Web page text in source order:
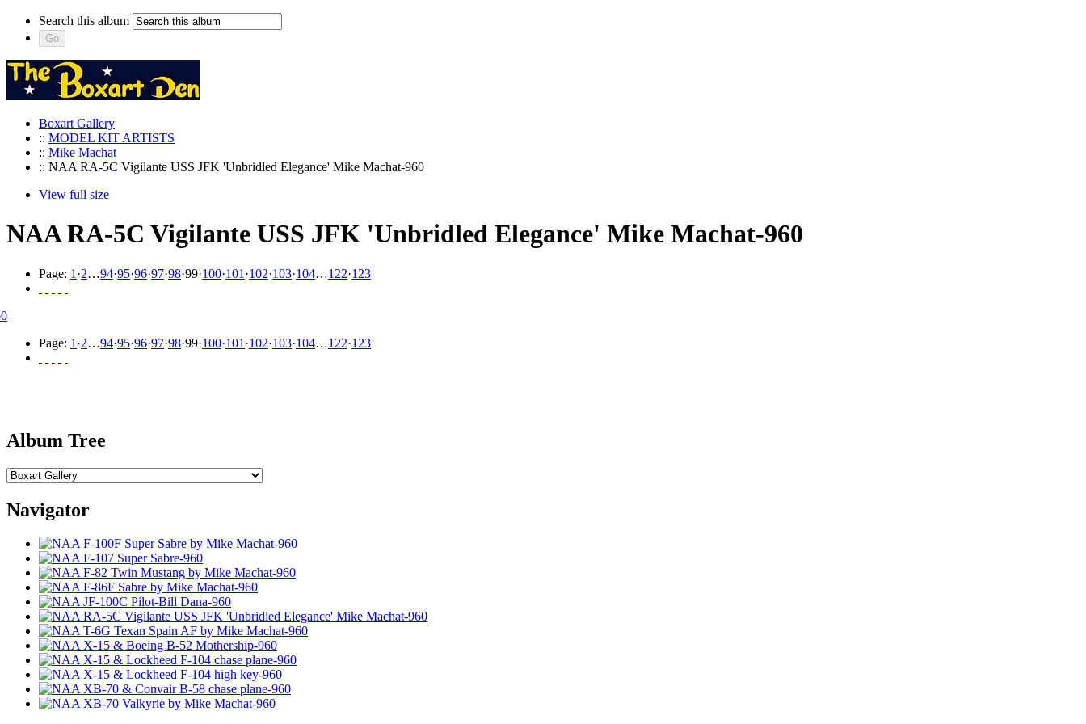
Search this album
Boxart Gallery
:: MODEL KIT ARTISTS
:: Mike Machat
:: NAA RA-5C Vigilante USS JFK 'Unbridled Elegance' Mike Machat-960
View full size
NAA RA-5C Vigilante USS JFK 'Unbridled Elegance' Mike Machat-960
Page: 1 ·2…94·95·96·97·98·99·100·101 ·102·103·104…122·123
Page: 1 ·2…94·95·96·97·98·99·100·101 ·102·103·104…122·123
Album Tree
Navigator